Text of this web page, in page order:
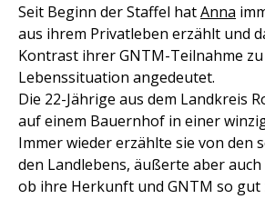
Seit Beginn der Staffel hatAnna
aus ihrem Privatleben erzählt und
Kontrast ihrer GNTM-Teilnahme
Lebenssituation angedeutet.
Die 22-Jährige aus dem Landkreis
auf einem Bauernhof in einer
Immer wieder erzählte sie von den
den Landlebens, äußerte aber
ob ihre Herkunft und GNTM so gut